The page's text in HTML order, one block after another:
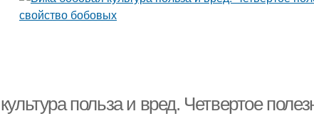
польза и вред. Четвертое